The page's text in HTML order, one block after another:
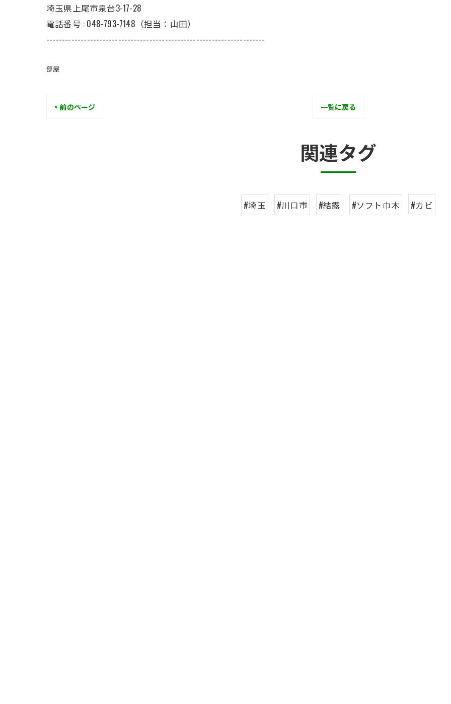
埼玉県上尾市泉台3-17-28
電話番号 : 048-793-7148（担当：山田）
----------------------------------------------------------------------
部屋
< 前のページ 一覧に戻る
関連タグ
#埼玉 #川口市 #結露 #ソフト巾木 #カビ